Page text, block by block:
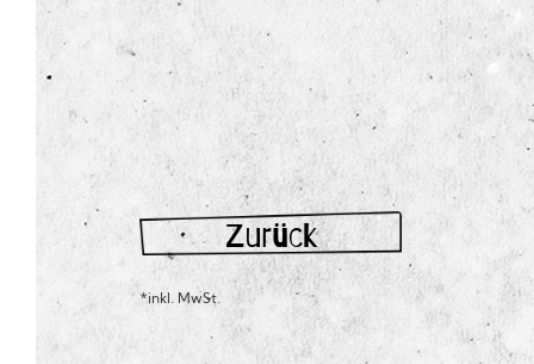
Zurück
*inkl. MwSt.